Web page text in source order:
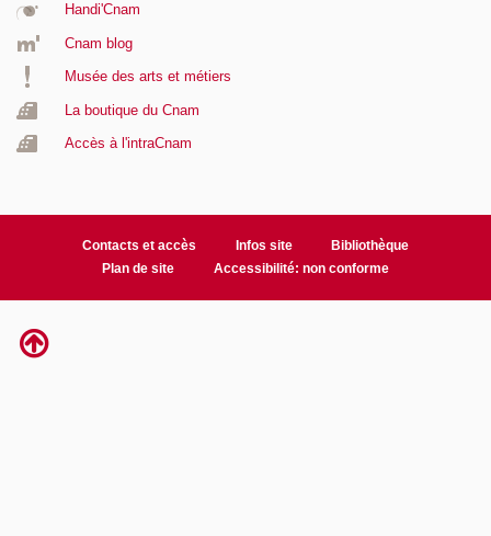
Handi'Cnam
Cnam blog
Musée des arts et métiers
La boutique du Cnam
Accès à l'intraCnam
Contacts et accès Infos site
Bibliothèque
Plan de site
Accessibilité: non conforme